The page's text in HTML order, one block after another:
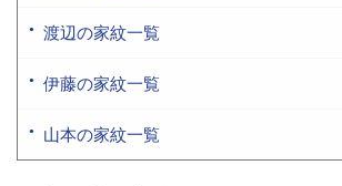
渡辺の家紋一覧
伊藤の家紋一覧
山本の家紋一覧